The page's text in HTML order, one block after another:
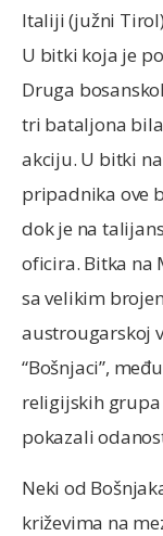
Italiji (južni
U bitki koja je
Druga
tri bataljona bila
akciju. U bitki
pripadnika ove
dok je na
oficira. Bitka na
sa velikim
austrougarskoj
“Bošnjaci”,
religijskih grupa
pokazali
Neki od
križevima na